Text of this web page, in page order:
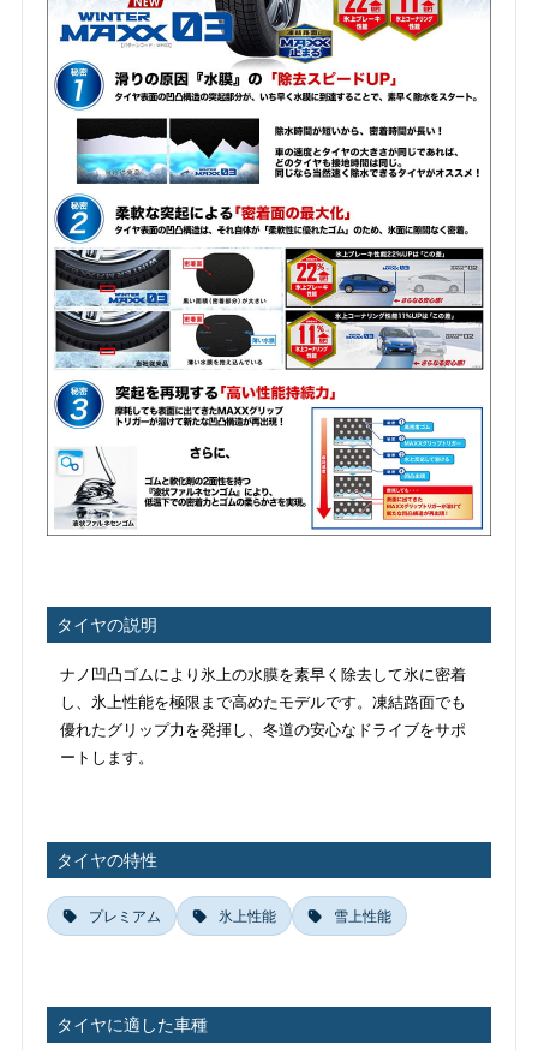
タイヤの説明
ナノ凹凸ゴムにより氷上の水膜を素早く除去して氷に密着
し、氷上性能を極限まで高めたモデルです。凍結路面でも
優れたグリップ力を発揮し、冬道の安心なドライブをサポ
ートします。
タイヤの特性
プレミアム 氷上性能 雪上性能
タイヤに適した車種